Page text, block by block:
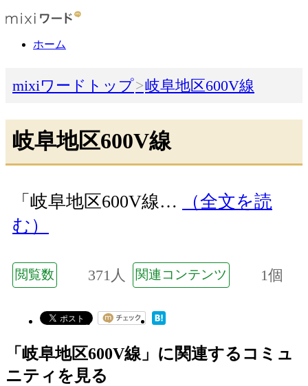
ホーム
mixiワードトップ 岐阜地区600V線
岐阜地区600V線
「岐阜地区600V線…
（全文を読
む）
閲覧数 371人 関連コンテンツ 1個
「岐阜地区600V線」に関連するコミュ
ニティを見る